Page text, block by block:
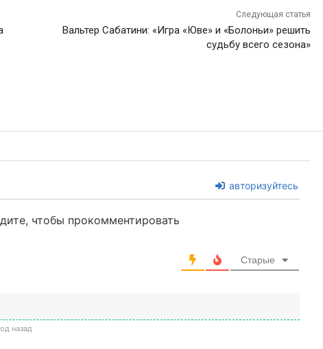
Следующая статья
Вальтер Сабатини: «Игра «Юве» и «Болоньи» решить
судьбу всего сезона»
авторизуйтесь
чтобы прокомментировать
Старые
назад